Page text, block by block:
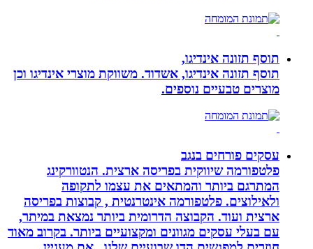
תוסף תזונה אינדיגו,
תוסף תזונה אינדיגו, אשדוד. משווקת מוצרי אינדיגו וכן
מוצרים טבעיים נוספים.
עסקים פורחים בנגב
פלטפורמה שיווקית בפריסה ארצית. הנטוורקינג
המתרגם ביותר והמתאים את עצמו לתקופה
ולאילוצים. פלטפורמה אינטרנטית , קבוצות בפריסה
ארצית ועוד. הקבוצה הדרומית ביותר נמצאת במיתר,
עם בעלי עסקים מגוונים ומקצועיים ביותר. בקרוב מאוד